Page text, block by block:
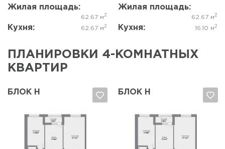
Жилая площадь:
62.67 м 2
Кухня: 62.67 м 2
Жилая площадь:
62.67 м 2
Кухня: 16.10 м 2
ПЛАНИРОВКИ 4-КОМНАТНЫХ
КВАРТИР
БЛОК Н БЛОК Н